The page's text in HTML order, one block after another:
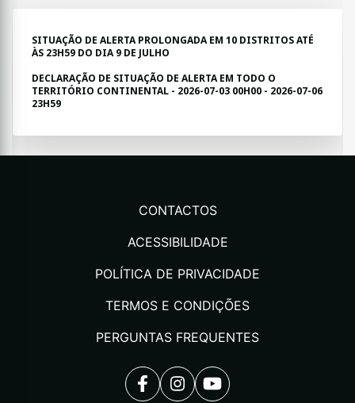
SITUAÇÃO DE ALERTA PROLONGADA EM 10 DISTRITOS ATÉ
ÀS 23H59 DO DIA 9 DE JULHO
DECLARAÇÃO DE SITUAÇÃO DE ALERTA EM TODO O
TERRITÓRIO CONTINENTAL - 2026-07-03 00H00 - 2026-07-06
23H59
CONTACTOS
ACESSIBILIDADE
POLÍTICA DE PRIVACIDADE
TERMOS E CONDIÇÕES
PERGUNTAS FREQUENTES